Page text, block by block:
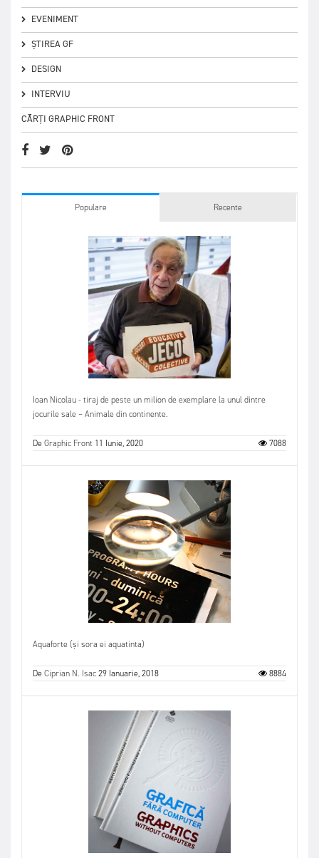
EVENIMENT
ȘTIREA GF
DESIGN
INTERVIU
CĂRȚI GRAPHIC FRONT
Populare Recente
Ioan Nicolau - tiraj de peste un milion de exemplare la unul dintre
jocurile sale – Animale din continente.
DeGraphic Front 11 Iunie, 2020 7088
Aquaforte (și sora ei aquatinta)
DeCiprian N. Isac29 Ianuarie, 2018 8884